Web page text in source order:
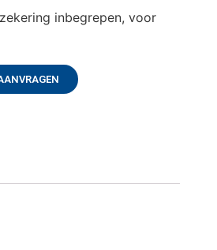
inbegrepen, voor